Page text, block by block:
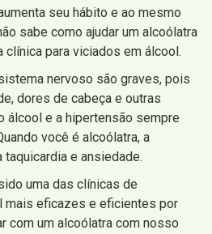
seu hábito e ao mesmo
sabe como ajudar um alcoólatra
clínica para viciados em álcool.
nervoso são graves, pois
dores de cabeça e outras
álcool e a hipertensão sempre
você é alcoólatra, a
e ansiedade.
uma das clínicas de
mais eficazes e eficientes por
com um alcoólatra com nosso